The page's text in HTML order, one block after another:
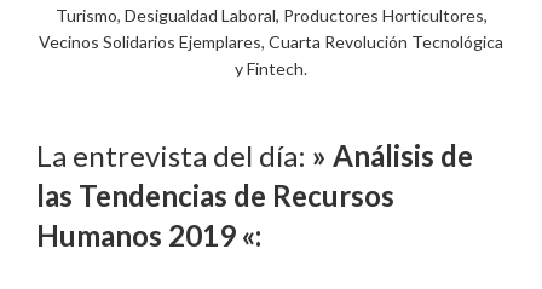
Turismo, Desigualdad Laboral, Productores Horticultores,
Vecinos Solidarios Ejemplares, Cuarta Revolución Tecnológica
y Fintech.
La entrevista del día: » Análisis de
las Tendencias de Recursos
Humanos 2019 «: